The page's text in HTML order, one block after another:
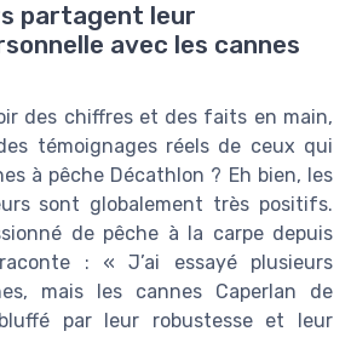
partagent leur
avec les cannes
des chiffres et des faits en main,
témoignages réels de ceux qui
à pêche Décathlon ? Eh bien, les
sont globalement très positifs.
de pêche à la carpe depuis
: « J’ai essayé plusieurs
mais les cannes Caperlan de
par leur robustesse et leur